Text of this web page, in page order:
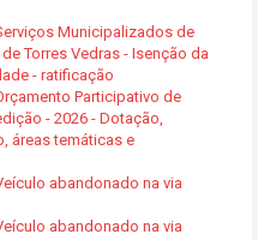
Municipalizados de
Torres Vedras - Isenção da
- ratificação
Participativo de
- 2026 - Dotação,
áreas temáticas e
abandonado na via
abandonado na via